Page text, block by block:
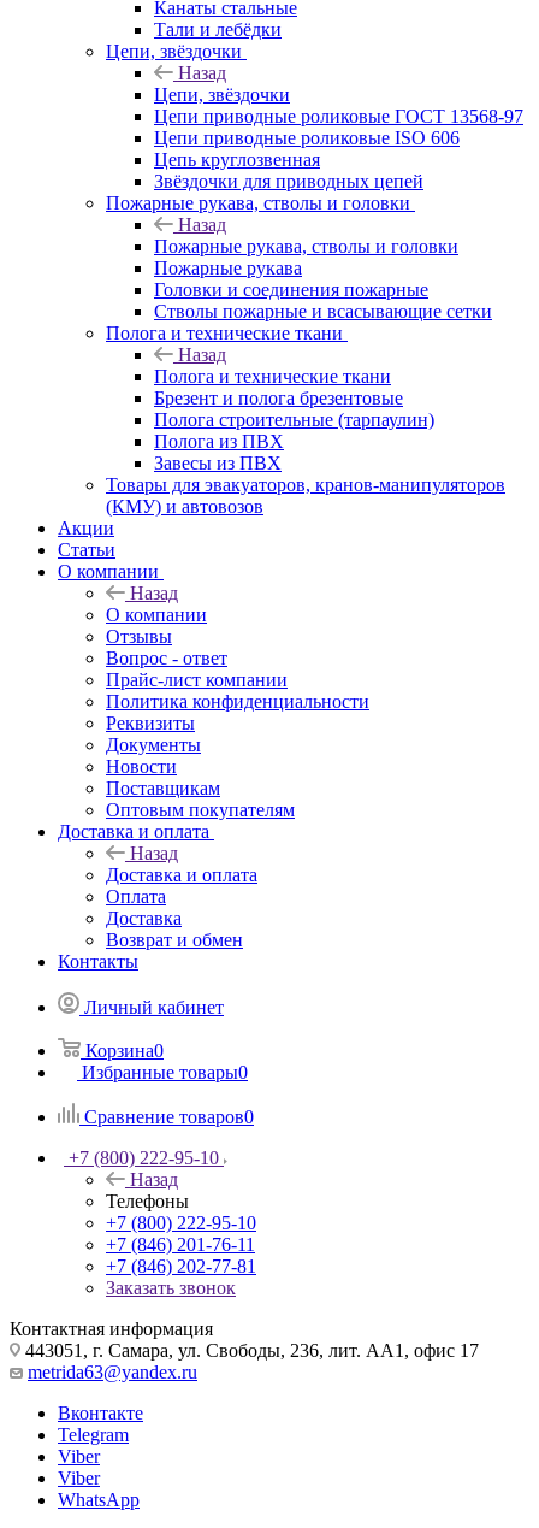
Канаты стальные
Тали и лебёдки
Цепи, звёздочки
Назад
Цепи, звёздочки
Цепи приводные роликовые ГОСТ 13568-97
Цепи приводные роликовые ISO 606
Цепь круглозвенная
Звёздочки для приводных цепей
Пожарные рукава, стволы и головки
Назад
Пожарные рукава, стволы и головки
Пожарные рукава
Головки и соединения пожарные
Стволы пожарные и всасывающие сетки
Полога и технические ткани
Назад
Полога и технические ткани
Брезент и полога брезентовые
Полога строительные (тарпаулин)
Полога из ПВХ
Завесы из ПВХ
Товары для эвакуаторов, кранов-манипуляторов
(КМУ) и автовозов
Акции
Статьи
О компании
Назад
О компании
Отзывы
Вопрос - ответ
Прайс-лист компании
Политика конфиденциальности
Реквизиты
Документы
Новости
Поставщикам
Оптовым покупателям
Доставка и оплата
Назад
Доставка и оплата
Оплата
Доставка
Возврат и обмен
Контакты
Личный кабинет
Корзина0
Избранные товары0
Сравнение товаров0
+7 (800) 222-95-10
Назад
Телефоны
+7 (800) 222-95-10
+7 (846) 201-76-11
+7 (846) 202-77-81
Заказать звонок
Контактная информация
443051, г. Самара, ул. Свободы, 236, лит. АА1, офис 17
metrida63@yandex.ru
Вконтакте
Telegram
Viber
Viber
WhatsApp